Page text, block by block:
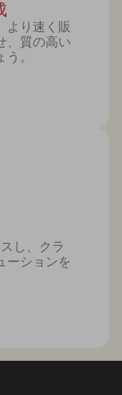
より速く販
、質の高い
。
し、クラ
ーションを